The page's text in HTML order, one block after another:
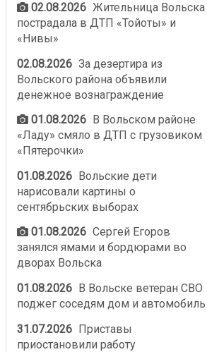
02.08.2026 Жительница Вольска
пострадала в ДТП «Тойоты» и
«Нивы»
02.08.2026 За дезертира из
Вольского района объявили
денежное вознаграждение
01.08.2026
В Вольском районе
«Ладу» смяло в ДТП с грузовиком
«Пятерочки»
01.08.2026 Вольские дети
нарисовали картины о
сентябрьских выборах
01.08.2026 Сергей Егоров
занялся ямами и бордюрами во
дворах Вольска
01.08.2026 В Вольске ветеран СВО
поджег соседям дом и автомобиль
31.07.2026 Приставы
приостановили работу